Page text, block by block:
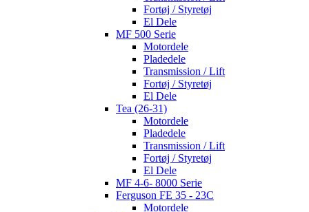
Fortøj / Styretøj
El Dele
MF 500 Serie
Motordele
Pladedele
Transmission / Lift
Fortøj / Styretøj
El Dele
Tea (26-31)
Motordele
Pladedele
Transmission / Lift
Fortøj / Styretøj
El Dele
MF 4-6- 8000 Serie
Ferguson FE 35 - 23C
Motordele